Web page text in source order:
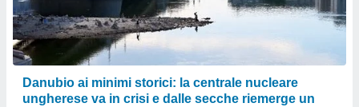
Danubio ai minimi storici: la centrale nucleare
ungherese va in crisi e dalle secche riemerge un